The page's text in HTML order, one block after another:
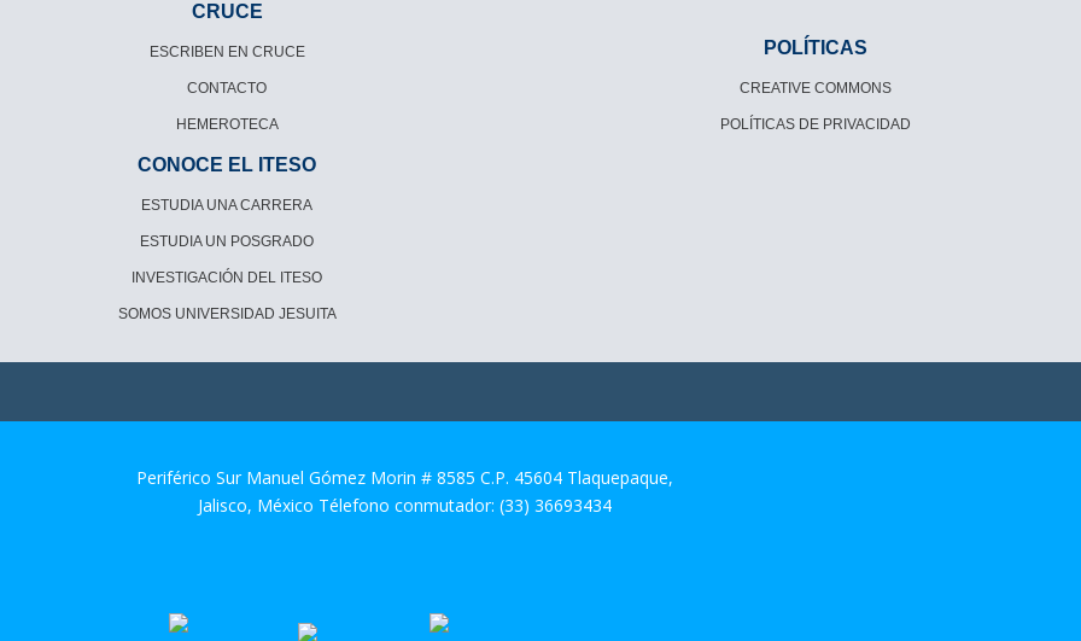
CRUCE
ESCRIBEN EN CRUCE
CONTACTO
HEMEROTECA
POLÍTICAS
CREATIVE COMMONS
POLÍTICAS DE PRIVACIDAD
CONOCE EL ITESO
ESTUDIA UNA CARRERA
ESTUDIA UN POSGRADO
INVESTIGACIÓN DEL ITESO
SOMOS UNIVERSIDAD JESUITA
Periférico Sur Manuel Gómez Morin # 8585 C.P. 45604 Tlaquepaque,
Jalisco, México Télefono conmutador: (33) 36693434